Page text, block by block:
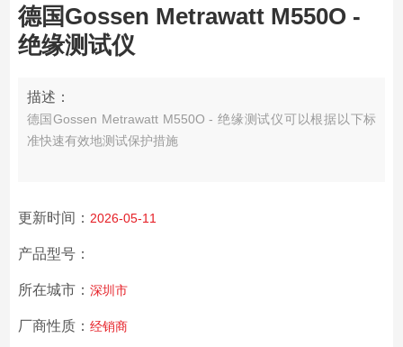
德国Gossen Metrawatt M550O -
绝缘测试仪
描述：
德国Gossen Metrawatt M550O - 绝缘测试仪可以根据以下标
准快速有效地测试保护措施
更新时间： 2026-05-11
产品型号：
所在城市： 深圳市
厂商性质： 经销商